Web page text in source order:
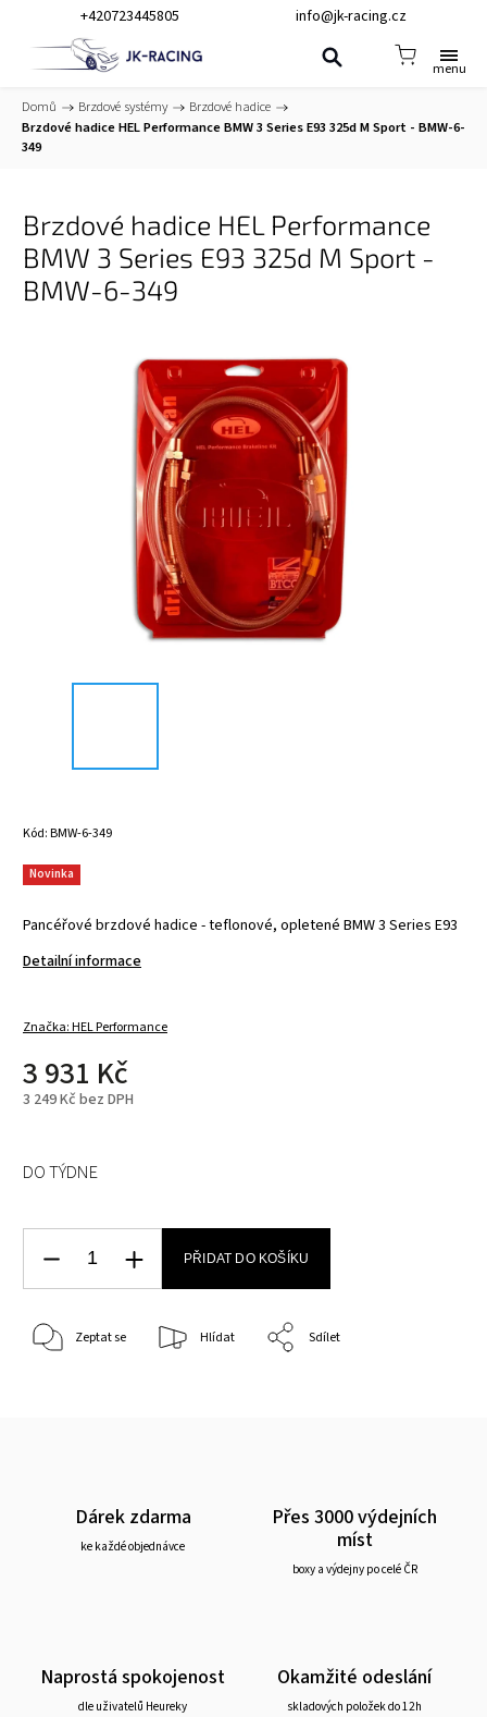
+420723445805 info@jk-racing.cz
Domů / Brzdové systémy / Brzdové hadice /
Brzdové hadice HEL Performance BMW 3 Series E93 325d M Sport - BMW-6-
349
Brzdové hadice HEL Performance
BMW 3 Series E93 325d M Sport -
BMW-6-349
Kód:BMW-6-349
Pancéřové brzdové hadice - teflonové, opletené BMW 3 Series E93
Detailní informace
Novinka
Značka:HEL Performance
3 931 Kč
3 249 Kč bez DPH
DO TÝDNE
PŘIDAT DO KOŠÍKU
Zeptat se Hlídat Sdílet
Dárek zdarma
ke každé objednávce
Přes 3000 výdejních
míst
boxy a výdejny po celé ČR
Naprostá spokojenost
dle uživatelů Heureky
Okamžité odeslání
skladových položek do 12h